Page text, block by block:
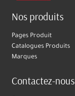
Nos produits
Pages Produit
Catalogues Produits
Marques
Contactez-nous